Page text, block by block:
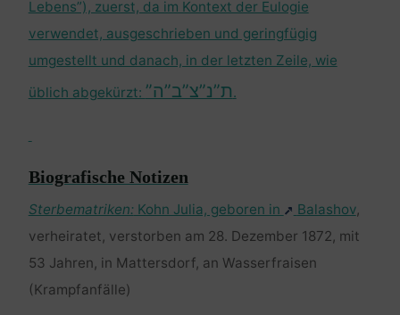
Lebens”), zuerst, da im Kontext der Eulogie
verwendet, ausgeschrieben und geringfügig
umgestellt und danach, in der letzten Zeile, wie
üblich abgekürzt: ת”נ”צ”ב”ה”.
Biografische Notizen
Sterbematriken: Kohn Julia, geboren in Balashov,
verheiratet, verstorben am 28. Dezember 1872, mit
53 Jahren, in Mattersdorf, an Wasserfraisen
(Krampfanfälle)